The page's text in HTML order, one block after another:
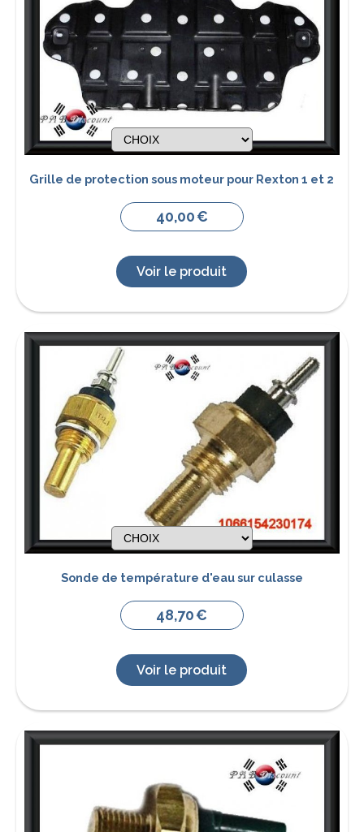
Grille de protection sous moteur pour Rexton 1 et 2
40,00€
Voir le produit
Sonde de température d'eau sur culasse
48,70€
Voir le produit